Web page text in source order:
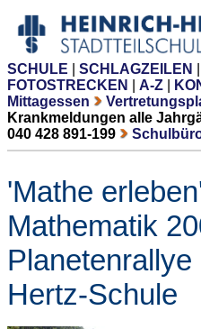
SCHULE SCHLAGZEILEN
FOTOSTRECKEN
A-Z
Mittagessen
Krankmeldungen alle
040 428 891-199
'Mathe
Mathematik
Hertz-Schule